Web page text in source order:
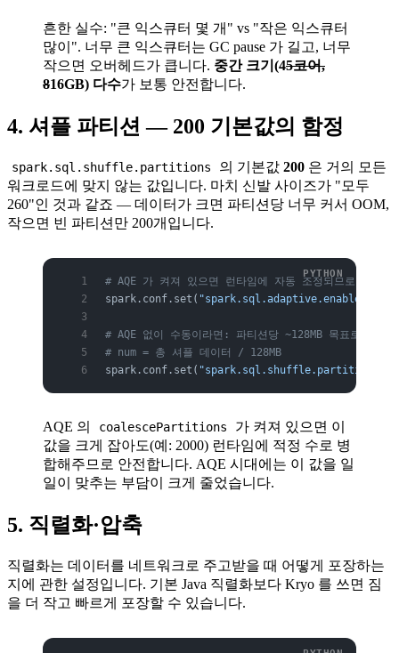
흔한 실수: "큰 익스큐터 몇 개" vs "작은 익스큐터
많이". 너무 큰 익스큐터는 GC pause 가 길고, 너무
작으면 오버헤드가 큽니다. 중간 크기(45코어,
816GB) 다수가 보통 안전합니다.
4. 셔플 파티션 — 200 기본값의 함정
spark.sql.shuffle.partitions 의 기본값200 은 거의 모든
워크로드에 맞지 않는 값입니다. 마치 신발 사이즈가 "모두
260"인 것과 같죠 — 데이터가 크면 파티션당 너무 커서 OOM,
작으면 빈 파티션만 200개입니다.
# AQE 가 켜져 있으면 런타임에 자동 조정되므로 기본
spark.conf.set( "spark.sql.adaptive.enabled"
# AQE 없이 수동이라면: 파티션당 ~128MB 목표로
# num = 총 셔플 데이터 / 128MB
spark.conf.set( "spark.sql.shuffle.partitions"
AQE 의 coalescePartitions
가 켜져 있으면 이
값을 크게 잡아도(예: 2000) 런타임에 적정 수로 병
합해주므로 안전합니다. AQE 시대에는 이 값을 일
일이 맞추는 부담이 크게 줄었습니다.
5. 직렬화·압축
직렬화는 데이터를 네트워크로 주고받을 때 어떻게 포장하는
지에 관한 설정입니다. 기본 Java 직렬화보다 Kryo 를 쓰면 짐
을 더 작고 빠르게 포장할 수 있습니다.